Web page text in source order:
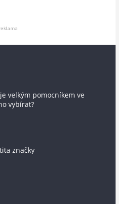
velkým pomocníkem ve
vybírat?
značky